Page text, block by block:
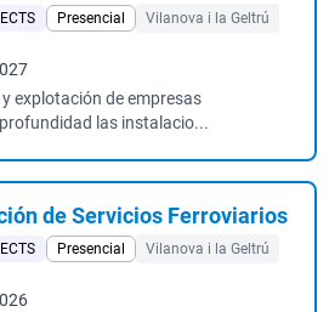
Presencial
Vilanova i la Geltrú
explotación de empresas
las instalacio...
de Servicios Ferroviarios
Presencial
Vilanova i la Geltrú